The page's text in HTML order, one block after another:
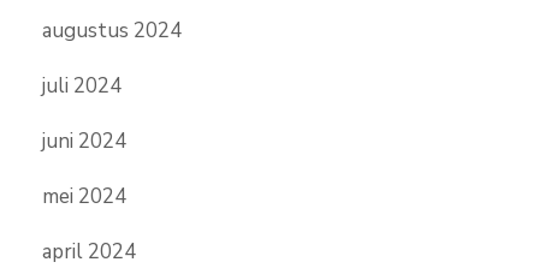
augustus 2024
juli 2024
juni 2024
mei 2024
april 2024